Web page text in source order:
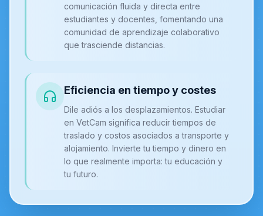
comunicación fluida y directa entre
estudiantes y docentes, fomentando una
comunidad de aprendizaje colaborativo
que trasciende distancias.
Eficiencia en tiempo y costes
Dile adiós a los desplazamientos. Estudiar
en VetCam significa reducir tiempos de
traslado y costos asociados a transporte y
alojamiento. Invierte tu tiempo y dinero en
lo que realmente importa: tu educación y
tu futuro.